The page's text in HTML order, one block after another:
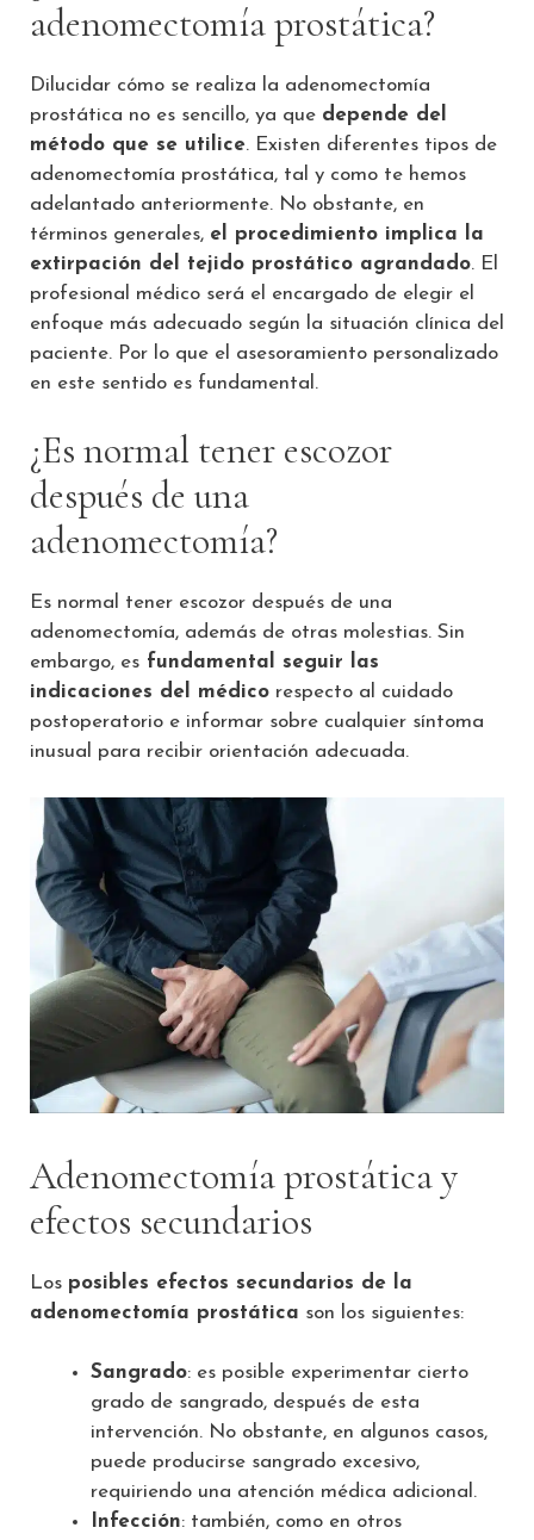
adenomectomía prostática?
Dilucidar cómo se realiza la adenomectomía
prostática no es sencillo, ya que depende del
método que se utilice. Existen diferentes tipos de
adenomectomía prostática, tal y como te hemos
adelantado anteriormente. No obstante, en
términos generales, el procedimiento implica la
extirpación del tejido prostático agrandado. El
profesional médico será el encargado de elegir el
enfoque más adecuado según la situación clínica del
paciente. Por lo que el asesoramiento personalizado
en este sentido es fundamental.
¿Es normal tener escozor
después de una
adenomectomía?
Es normal tener escozor después de una
adenomectomía, además de otras molestias. Sin
embargo, es fundamental seguir las
indicaciones del médico respecto al cuidado
postoperatorio e informar sobre cualquier síntoma
inusual para recibir orientación adecuada.
Adenomectomía prostática y
efectos secundarios
Los posibles efectos secundarios de la
adenomectomía prostática son los siguientes:
Sangrado: es posible experimentar cierto
grado de sangrado, después de esta
intervención. No obstante, en algunos casos,
puede producirse sangrado excesivo,
requiriendo una atención médica adicional.
Infección: también, como en otros